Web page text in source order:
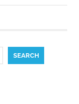
SEARCH